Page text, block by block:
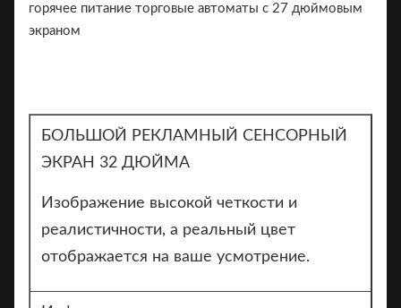
БОЛЬШОЙ РЕКЛАМНЫЙ СЕНСОРНЫЙ
ЭКРАН 32 ДЮЙМА
Изображение высокой четкости и
реалистичности, а реальный цвет
отображается на ваше усмотрение.